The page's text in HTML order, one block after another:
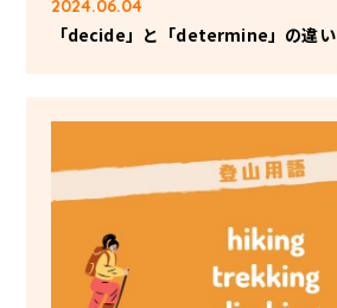
2024.06.04
「decide」と「determine」の違い